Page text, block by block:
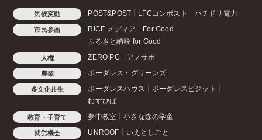
気候変動 POST&POST LFCコンポスト ハチドリ電力
市民参画 RICE メディア
For Good
ふるさと納税 for Good
人権 ZERO PC アノサポ
農業 ボーダレス・グリーンズ
多文化共生 ボーダレスハウス
ボーダレスビジット
むすびば
教育・子育て 夢中教室 小さな森の学童
就労機会 UNROOF いえとしごと